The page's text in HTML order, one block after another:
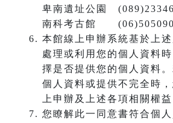
卑南遺址公園
南科考古館
本館線上申辦系統基於上述
處理或利用您的個人資料
擇是否提供您的個人資料
個人資料或提供不完全時
上申辦及上述各項相關權益
您瞭解此一同意書符合個